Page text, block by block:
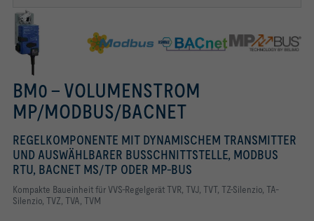
BM0 - VOLUMENSTROM
MP/MODBUS/BACNET
REGELKOMPONENTE MIT DYNAMISCHEM TRANSMITTER
UND AUSWÄHLBARER BUSSCHNITTSTELLE, MODBUS
RTU, BACNET MS/TP ODER MP-BUS
Kompakte Baueinheit für VVS-Regelgerät TVR, TVJ, TVT, TZ-Silenzio, TA-
Silenzio, TVZ, TVA, TVM